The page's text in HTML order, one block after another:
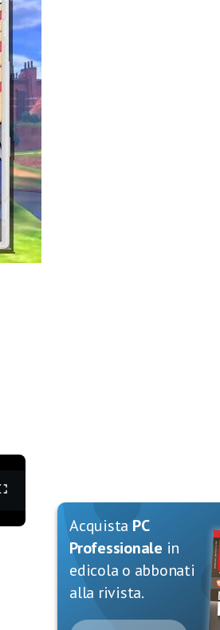
Acquista PC
Professionale in
edicola o abbonati
alla rivista.